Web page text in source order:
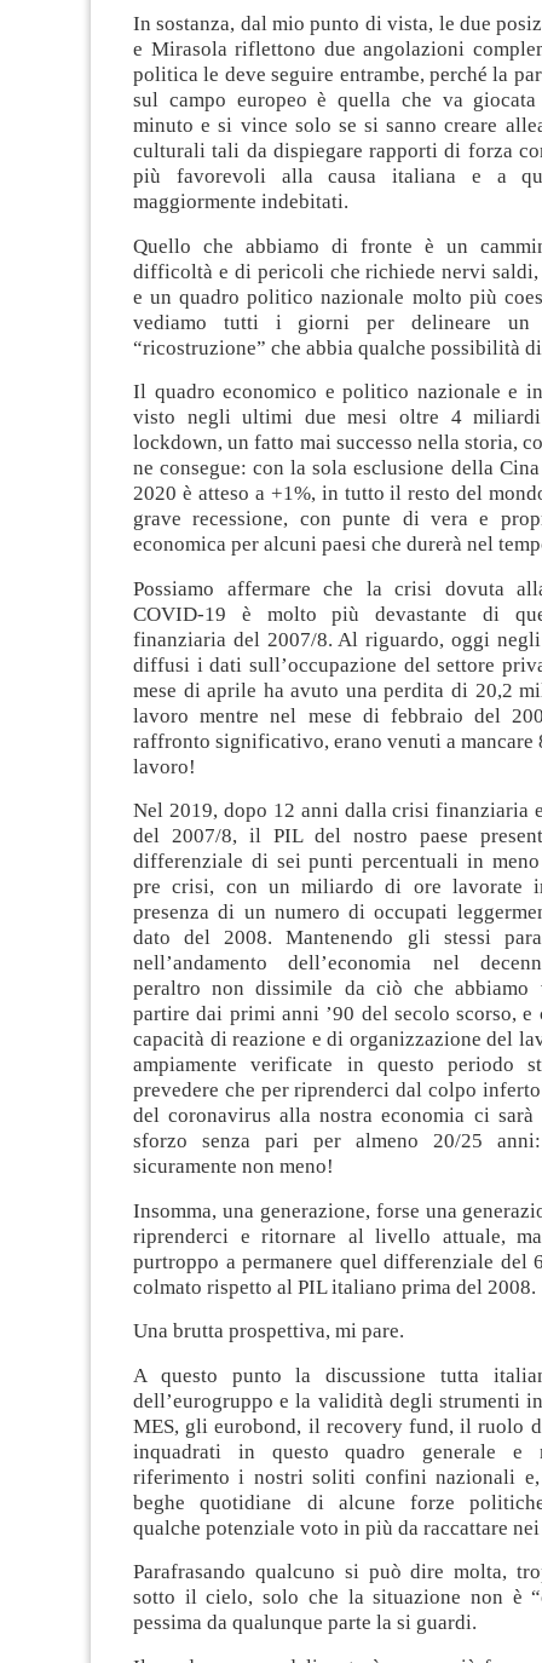
In sostanza, dal mio punto di vista, le due
e Mirasola riflettono due angolazioni
politica le deve seguire entrambe, perché la
sul campo europeo è quella che va
minuto e si vince solo se si sanno creare
culturali tali da dispiegare rapporti di forza
più favorevoli alla causa italiana e a
maggiormente indebitati.
Quello che abbiamo di fronte è un
difficoltà e di pericoli che richiede nervi saldi,
e un quadro politico nazionale molto più
vediamo tutti i giorni per delineare un
“ricostruzione” che abbia qualche possibilità
Il quadro economico e politico nazionale e
visto negli ultimi due mesi oltre 4
lockdown, un fatto mai successo nella storia,
ne consegue: con la sola esclusione della
2020 è atteso a +1%, in tutto il resto del
grave recessione, con punte di vera e
economica per alcuni paesi che durerà nel
Possiamo affermare che la crisi dovuta
COVID-19 è molto più devastante di
finanziaria del 2007/8. Al riguardo, oggi
diffusi i dati sull’occupazione del settore
mese di aprile ha avuto una perdita di 20,2
lavoro mentre nel mese di febbraio del
raffronto significativo, erano venuti a mancare
lavoro!
Nel 2019, dopo 12 anni dalla crisi finanziaria
del 2007/8, il PIL del nostro paese
differenziale di sei punti percentuali in
pre crisi, con un miliardo di ore lavorate
presenza di un numero di occupati
dato del 2008. Mantenendo gli stessi
nell’andamento dell’economia nel
peraltro non dissimile da ciò che abbiamo
partire dai primi anni ’90 del secolo scorso, e
capacità di reazione e di organizzazione del
ampiamente verificate in questo periodo
prevedere che per riprenderci dal colpo
del coronavirus alla nostra economia ci
sforzo senza pari per almeno 20/25
sicuramente non meno!
Insomma, una generazione, forse una
riprenderci e ritornare al livello attuale, ma
purtroppo a permanere quel differenziale del
colmato rispetto al PIL italiano prima del 2008.
Una brutta prospettiva, mi pare.
A questo punto la discussione tutta
dell’eurogruppo e la validità degli strumenti
MES, gli eurobond, il recovery fund, il ruolo
inquadrati in questo quadro generale e
riferimento i nostri soliti confini nazionali
beghe quotidiane di alcune forze
qualche potenziale voto in più da raccattare
Parafrasando qualcuno si può dire molta,
sotto il cielo, solo che la situazione non è
pessima da qualunque parte la si guardi.